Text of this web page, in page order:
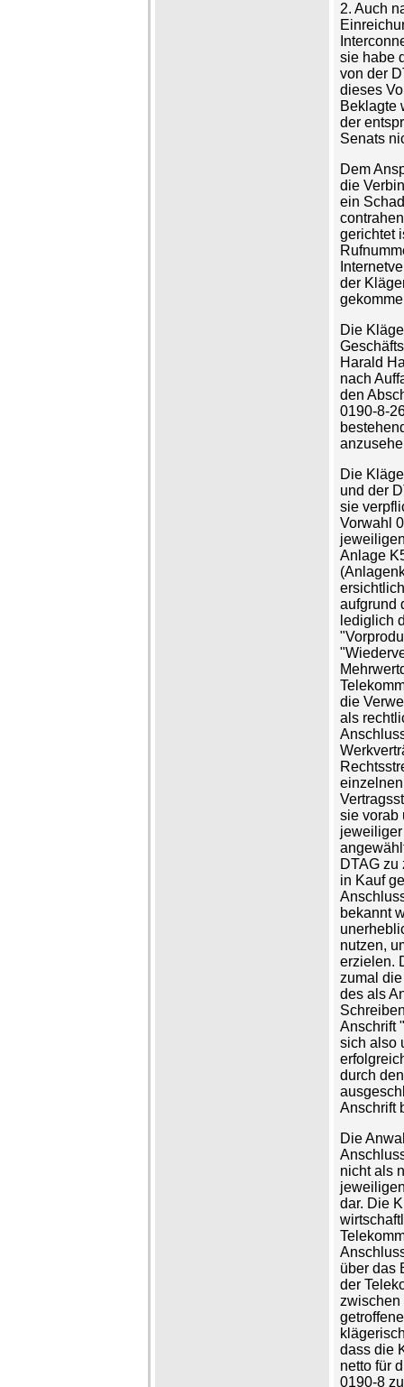
2. Auch
sie habe
von der
dieses
Beklagte
der
Senats
Dem
die
ein
gerichtet
der
Die
Harald
nach
den
0190-8-
Die
und der
sie
Vorwahl
Anlage
aufgrund
lediglich
die
als
sie vorab
DTAG
in Kauf
bekannt
nutzen,
erzielen.
zumal
des als
Anschrift
sich also
durch
Anschrift
Die
nicht als
dar. Die
über das
der
zwischen
dass die
netto für
0190-8